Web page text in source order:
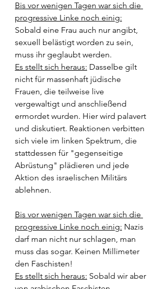
Bis vor wenigen Tagen war sich die
progressive Linke noch einig:
Sobald eine Frau auch nur angibt,
sexuell belästigt worden zu sein,
muss ihr geglaubt werden.
Es stellt sich heraus: Dasselbe gilt
nicht für massenhaft jüdische
Frauen, die teilweise live
vergewaltigt und anschließend
ermordet wurden. Hier wird palavert
und diskutiert. Reaktionen verbitten
sich viele im linken Spektrum, die
stattdessen für "gegenseitige
Abrüstung" plädieren und jede
Aktion des israelischen Militärs
ablehnen.
Bis vor wenigen Tagen war sich die
progressive Linke noch einig: Nazis
darf man nicht nur schlagen, man
muss das sogar. Keinen Millimeter
den Faschisten!
Es stellt sich heraus: Sobald wir aber